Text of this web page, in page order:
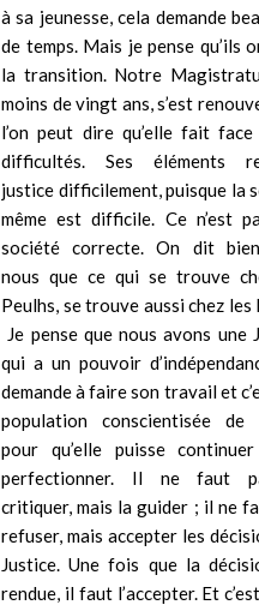
à sa jeunesse, cela demande
de temps. Mais je pense qu’ils
la transition. Notre
moins de vingt ans, s’est
l’on peut dire qu’elle fait
difficultés. Ses éléments
justice difficilement, puisque la
même est difficile. Ce n’est
société correcte. On dit
nous que ce qui se trouve
Peulhs, se trouve aussi chez les
Je pense que nous avons une
qui a un pouvoir
demande à faire son travail et
population conscientisée de
pour qu’elle puisse
perfectionner. Il ne faut
critiquer, mais la guider ; il ne
refuser, mais accepter les
Justice. Une fois que la
rendue, il faut l’accepter. Et